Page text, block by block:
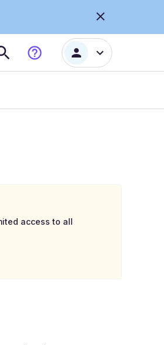
access to all